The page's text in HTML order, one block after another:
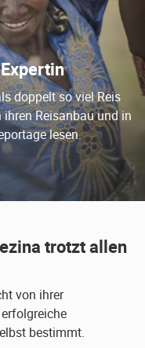
doppelt so viel Reis
Reisanbau und in
lesen.
trotzt allen
von ihrer
bestimmt.